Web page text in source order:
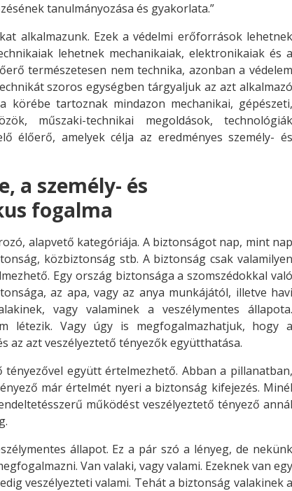
tanulmányozása és gyakorlata.”
alkalmazunk. Ezek a védelmi erőforrások lehetnek
lehetnek mechanikaiak, elektronikaiak és a
természetesen nem technika, azonban a védelem
szoros egységben tárgyaljuk az azt alkalmazó
körébe tartoznak mindazon mechanikai, gépészeti,
műszaki-technikai megoldások, technológiák
élőerő, amelyek célja az eredményes személy- és
a személy- és
fogalma
alapvető kategóriája. A biztonságot nap, mint nap
közbiztonság stb. A biztonság csak valamilyen
Egy ország biztonsága a szomszédokkal való
az apa, vagy az anya munkájától, illetve havi
vagy valaminek a veszélymentes állapota.
létezik. Vagy úgy is megfogalmazhatjuk, hogy a
az azt veszélyeztető tényezők együtthatása.
együtt értelmezhető. Abban a pillanatban,
már értelmét nyeri a biztonság kifejezés. Minél
működést veszélyeztető tényező annál
állapot. Ez a pár szó a lényeg, de nekünk
Van valaki, vagy valami. Ezeknek van egy
veszélyezteti valami. Tehát a biztonság valakinek a